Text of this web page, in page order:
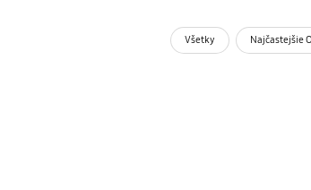
Všetky Najčastejšie